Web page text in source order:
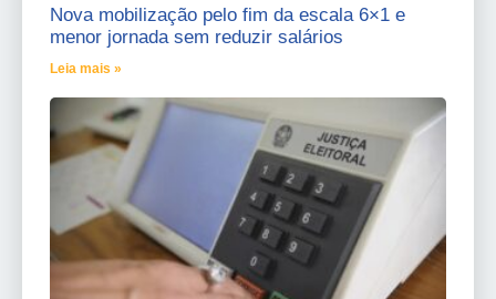
Nova mobilização pelo fim da escala 6×1 e
menor jornada sem reduzir salários
Leia mais »